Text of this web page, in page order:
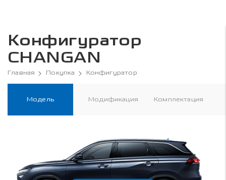
Конфигуратор
CHANGAN
Главная Покупка Конфигуратор
Модель Модификация Комплектация